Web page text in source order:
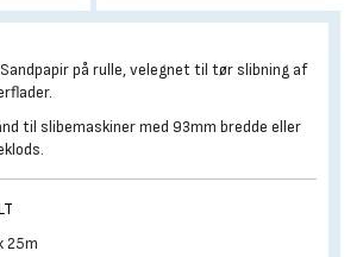
Sandpapir på rulle, velegnet til tør slibning af
til slibemaskiner med 93mm bredde eller
25m